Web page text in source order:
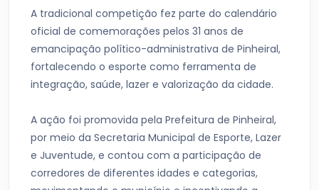
A tradicional competição fez parte do calendário
oficial de comemorações pelos 31 anos de
emancipação político-administrativa de Pinheiral,
fortalecendo o esporte como ferramenta de
integração, saúde, lazer e valorização da cidade.
A ação foi promovida pela Prefeitura de Pinheiral,
por meio da Secretaria Municipal de Esporte, Lazer
e Juventude, e contou com a participação de
corredores de diferentes idades e categorias,